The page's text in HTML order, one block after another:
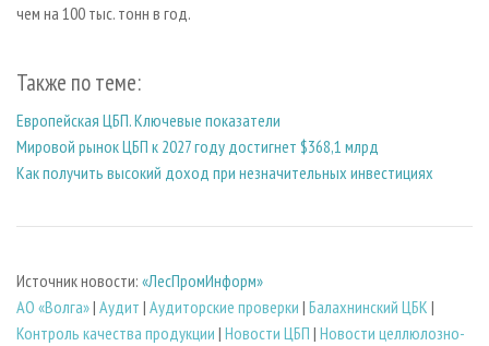
чем на 100 тыс. тонн в год.
Также по теме:
Европейская ЦБП. Ключевые показатели
Мировой рынок ЦБП к 2027 году достигнет $368,1 млрд
Как получить высокий доход при незначительных инвестициях
Источник новости: «ЛесПромИнформ»
АО «Волга»| Аудит | Аудиторские проверки | Балахнинский ЦБК |
Контроль качества продукции | Новости ЦБП | Новости целлюлозно-